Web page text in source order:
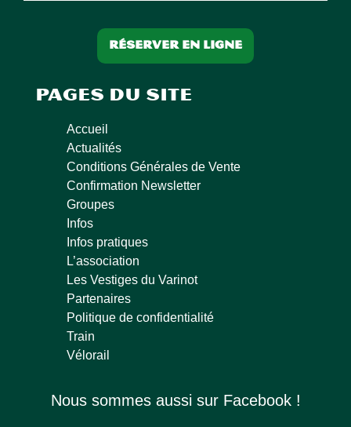
Réserver en ligne
Pages du site
Accueil
Actualités
Conditions Générales de Vente
Confirmation Newsletter
Groupes
Infos
Infos pratiques
L’association
Les Vestiges du Varinot
Partenaires
Politique de confidentialité
Train
Vélorail
Nous sommes aussi sur Facebook !